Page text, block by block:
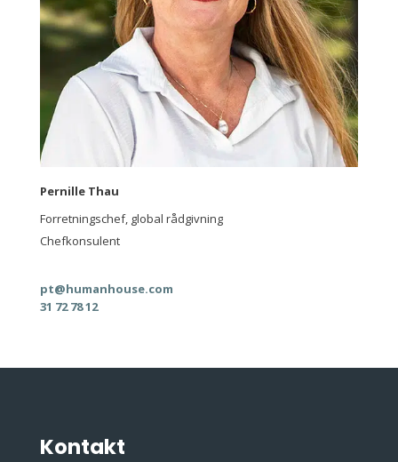
Pernille Thau
Forretningschef, global rådgivning
Chefkonsulent
pt@humanhouse.com
31 72 78 12
Kontakt